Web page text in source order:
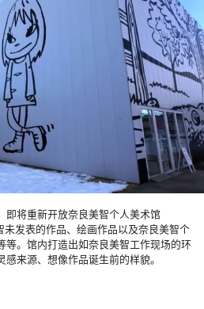
即将重新开放奈良美智个人美术馆
发表的作品、绘画作品以及奈良美智个
等。馆内打造出如奈良美智工作现场的环
来源、想像作品诞生前的样貌。